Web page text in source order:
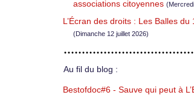
associations citoyennes
L’Écran des droits : Les Balles du
(Dimanche 12 juillet 2026)
Au fil du blog :
Bestofdoc#6 - Sauve qui peut à